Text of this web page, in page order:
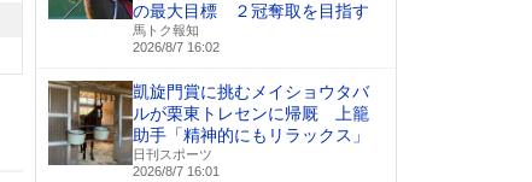
の最大目標 ２冠奪取を目指す
馬トク報知
2026/8/7 16:02
凱旋門賞に挑むメイショウタバ
ルが栗東トレセンに帰厩 上籠
助手「精神的にもリラックス」
日刊スポーツ
2026/8/7 16:01